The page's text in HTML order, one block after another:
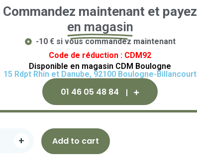
Commandez maintenant et payez
en magasin
-10 € si vous commandez maintenant
Code de réduction : CDM92
Disponible en magasin CDM Boulogne
15 Rdpt Rhin et Danube, 92100 Boulogne-Billancourt
01 46 05 48 84
+ Add to cart